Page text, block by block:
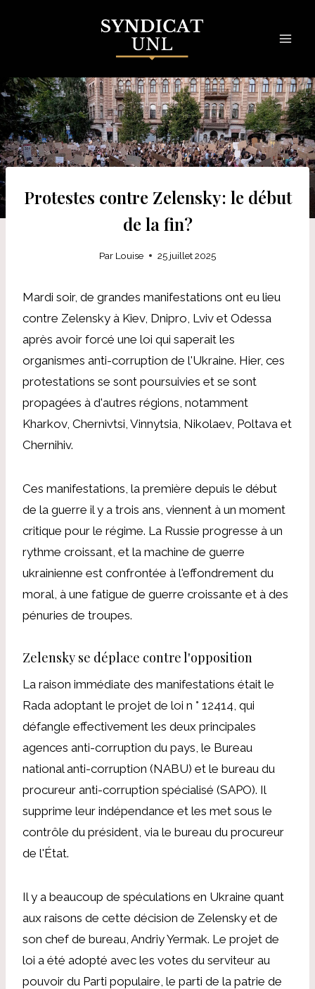
Protestes contre Zelensky: le début
de la fin?
Par Louise 25 juillet 2025
Mardi soir, de grandes manifestations ont eu lieu
contre Zelensky à Kiev, Dnipro, Lviv et Odessa
après avoir forcé une loi qui saperait les
organismes anti-corruption de l'Ukraine. Hier, ces
protestations se sont poursuivies et se sont
propagées à d'autres régions, notamment
Kharkov, Chernivtsi, Vinnytsia, Nikolaev, Poltava et
Chernihiv.
Ces manifestations, la première depuis le début
de la guerre il y a trois ans, viennent à un moment
critique pour le régime. La Russie progresse à un
rythme croissant, et la machine de guerre
ukrainienne est confrontée à l'effondrement du
moral, à une fatigue de guerre croissante et à des
pénuries de troupes.
Zelensky se déplace contre l'opposition
La raison immédiate des manifestations était le
Rada adoptant le projet de loi n ° 12414, qui
défangle effectivement les deux principales
agences anti-corruption du pays, le Bureau
national anti-corruption (NABU) et le bureau du
procureur anti-corruption spécialisé (SAPO). Il
supprime leur indépendance et les met sous le
contrôle du président, via le bureau du procureur
de l'État.
Il y a beaucoup de spéculations en Ukraine quant
aux raisons de cette décision de Zelensky et de
son chef de bureau, Andriy Yermak. Le projet de
loi a été adopté avec les votes du serviteur au
pouvoir du Parti populaire, le parti de la patrie de